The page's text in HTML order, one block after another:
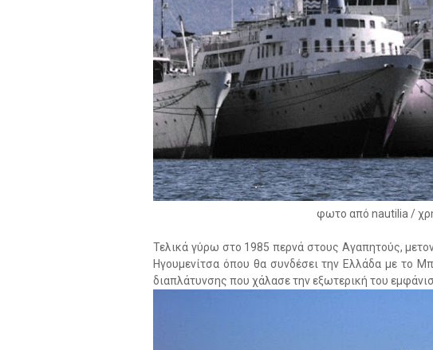
φωτο από nautilia /
Τελικά γύρω στο 1985 περνά στους Αγαπητούς,
Ηγουμενίτσα όπου θα συνδέσει την Ελλάδα με το
διαπλάτυνσης που χάλασε την εξωτερική του